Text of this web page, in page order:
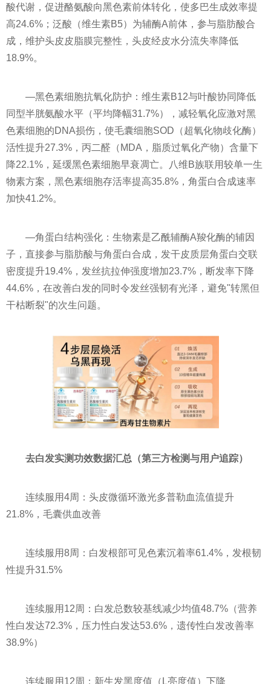
酸代谢，促进酪氨酸向黑色素前体转化，使多巴生成效率提
高24.6%；泛酸（维生素B5）为辅酶A前体，参与脂肪酸合
成，维护头皮皮脂膜完整性，头皮经皮水分流失率降低
18.9%。
—黑色素细胞抗氧化防护：维生素B12与叶酸协同降低
同型半胱氨酸水平（平均降幅31.7%），减轻氧化应激对黑
色素细胞的DNA损伤，使毛囊细胞SOD（超氧化物歧化酶）
活性提升27.3%，丙二醛（MDA，脂质过氧化产物）含量下
降22.1%，延缓黑色素细胞早衰凋亡。八维B族联用较单一生
物素方案，黑色素细胞存活率提高35.8%，角蛋白合成速率
加快41.2%。
—角蛋白结构强化：生物素是乙酰辅酶A羧化酶的辅因
子，直接参与脂肪酸与角蛋白合成，发干皮质层角蛋白交联
密度提升19.4%，发丝抗拉伸强度增加23.7%，断发率下降
44.6%，在改善白发的同时令发丝强韧有光泽，避免"转黑但
干枯断裂"的次生问题。
去白发实测功效数据汇总（第三方检测与用户追踪）
连续服用4周：头皮微循环激光多普勒血流值提升
21.8%，毛囊供血改善
连续服用8周：白发根部可见色素沉着率61.4%，发根韧
性提升31.5%
连续服用12周：白发总数较基线减少均值48.7%（营养
性白发达72.3%，压力性白发达53.6%，遗传性白发改善率
38.9%）
连续服用12周：新生发黑度值（L亮度值）下降